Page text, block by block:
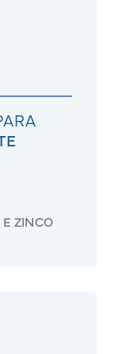
ZINCO